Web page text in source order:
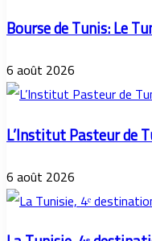
Bourse de Tunis: Le
6 août 2026
L’Institut Pasteur de
6 août 2026